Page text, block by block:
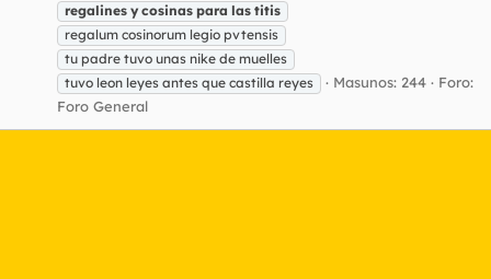
regalines y cosinas para las titis
regalum cosinorum legio pvtensis
tu padre tuvo unas nike de muelles
tuvo leon leyes antes que castilla reyes
Masunos: 244
Foro:
Foro General